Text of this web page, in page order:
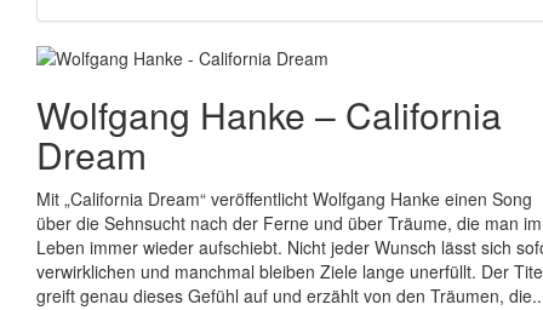
Wolfgang Hanke – California
Dream
Mit „California Dream“ veröffentlicht Wolfgang Hanke einen Song
über die Sehnsucht nach der Ferne und über Träume, die man im
Leben immer wieder aufschiebt. Nicht jeder Wunsch lässt sich
verwirklichen und manchmal bleiben Ziele lange unerfüllt. Der
greift genau dieses Gefühl auf und erzählt von den Träumen,